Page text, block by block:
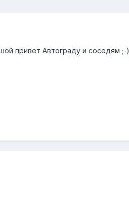
привет Автограду и соседям ;-)